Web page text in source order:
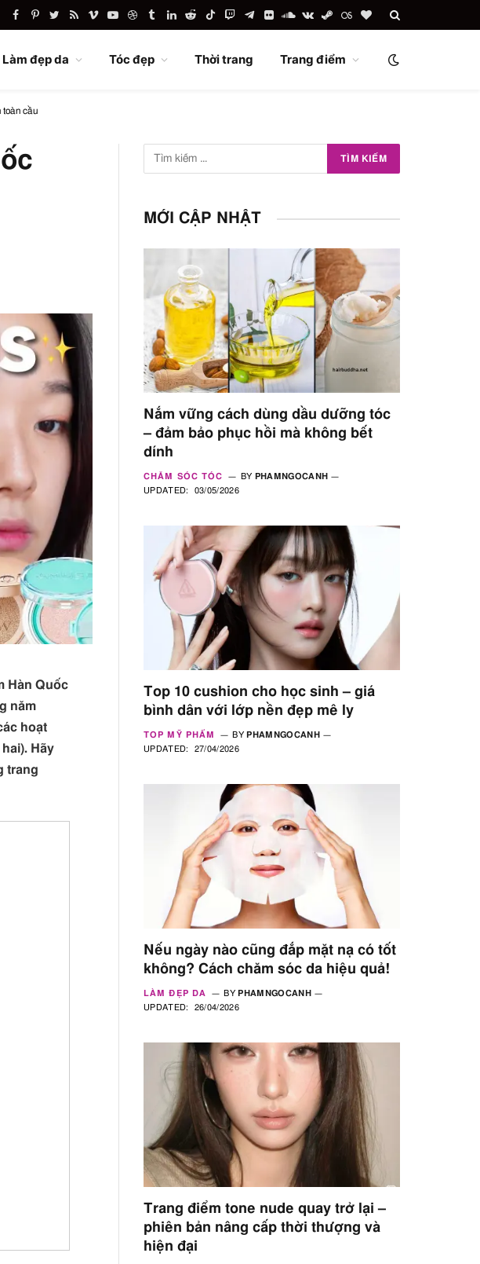
FacebookPinterest
TwitterRSSVimeoYouTube
Dribbble
TumblrLinkedIn
RedditTikTokTwitchTelegram
FlickrSoundCloud
VKontakte
SteamLast.fmBlogLovin
Làm đẹp da Tóc đẹp Thời trang Trang điểm
toàn cầu
Hàn Quốc
năm
hoạt
Hãy
trang
MỚI CẬP NHẬT
Nắm vững cách dùng dầu dưỡng tóc
– đảm bảo phục hồi mà không bết
dính
CHĂM SÓC TÓC BY PHAMNGOCANH
UPDATED:
03/05/2026
Top 10 cushion cho học sinh – giá
bình dân với lớp nền đẹp mê ly
TOP MỸ PHẨM BY PHAMNGOCANH
UPDATED:
27/04/2026
Nếu ngày nào cũng đắp mặt nạ có tốt
không? Cách chăm sóc da hiệu quả!
LÀM ĐẸP DA BY PHAMNGOCANH
UPDATED:
26/04/2026
Trang điểm tone nude quay trở lại –
phiên bản nâng cấp thời thượng và
hiện đại